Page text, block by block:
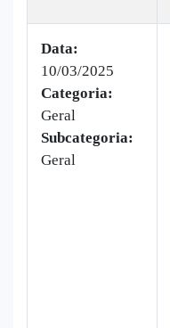
Data:
10/03/2025
Categoria:
Geral
Subcategoria:
Geral